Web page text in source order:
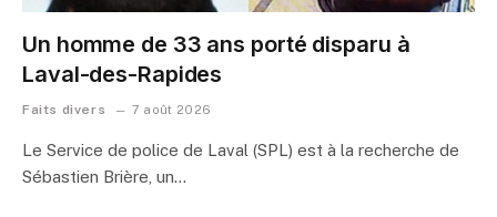
Un homme de 33 ans porté disparu à
Laval-des-Rapides
Faits divers 7 août 2026
Le Service de police de Laval (SPL) est à la recherche de
Sébastien Brière, un…